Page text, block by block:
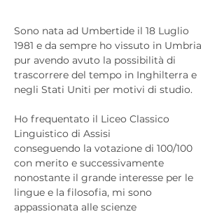
Sono nata ad Umbertide il 18 Luglio
1981 e da sempre ho vissuto in Umbria
pur avendo avuto la possibilità di
trascorrere del tempo in Inghilterra e
negli Stati Uniti per motivi di studio.
Ho frequentato il Liceo Classico
Linguistico di Assisi
conseguendo la votazione di 100/100
con merito e successivamente
nonostante il grande interesse per le
lingue e la filosofia, mi sono
appassionata alle scienze